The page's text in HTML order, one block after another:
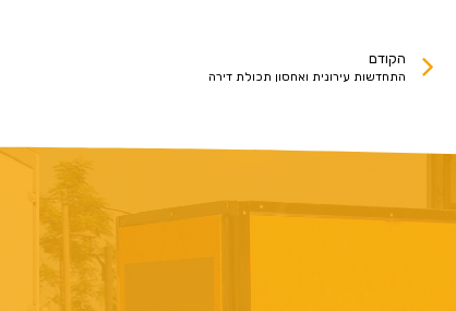
הקודם
התחדשות עירונית ואחסון תכולת דירה